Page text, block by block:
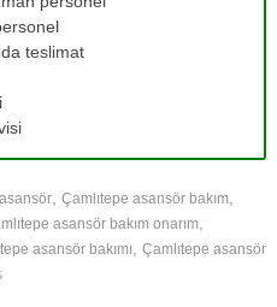
teslimat
, Çamlıtepe asansör bakım
asansör bakım onarım
asansör bakımı
Çamlıtepe asansör